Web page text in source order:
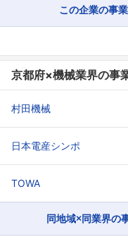
この企業の事
京都府×機械業界の事
村田機械
日本電産シンポ
TOWA
同地域×同業界の